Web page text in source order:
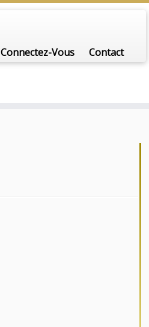
Connectez-Vous Contact